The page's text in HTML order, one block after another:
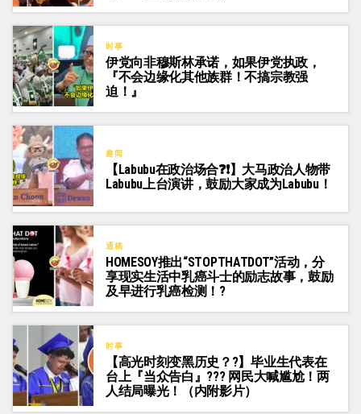
时事
伊党向非穆斯林承诺，如果伊党执政，
『不会边缘化其他族群！不搞宗教强
迫！』
趣闻
【Labubu在政治场合❓❗】大马政治人物带
Labubu上台演讲，鼓励大家成为Labubu！
通稿
HOMESOY推出“STOPTHATDOT”活动，分
享现实生活中乳癌斗士的励志故事，鼓励
及早进行乳癌检测！?
时事
【高光时刻变黑历史？?】毕业生代表在
台上『当众告白』??‍? 网民大喊尴尬！两
人结局曝光！（内附影片）